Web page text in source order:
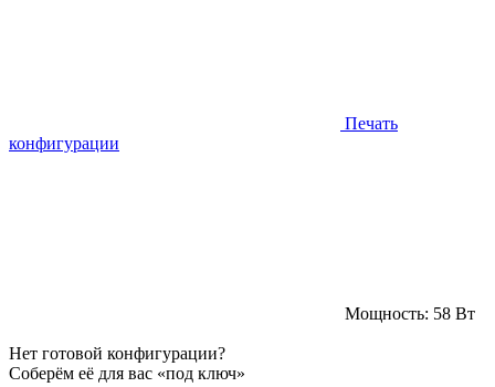
Печать
конфигурации
Мощность: 58 Вт
Нет готовой конфигурации?
Соберём её для вас «под ключ»